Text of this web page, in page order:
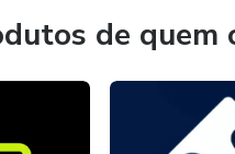
de quem